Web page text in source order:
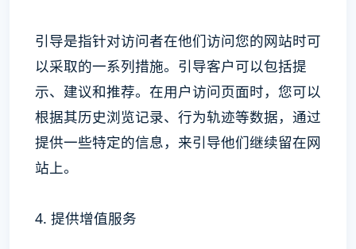
引导是指针对访问者在他们访问您的网站时可
以采取的一系列措施。引导客户可以包括提
示、建议和推荐。在用户访问页面时，您可以
根据其历史浏览记录、行为轨迹等数据，通过
提供一些特定的信息，来引导他们继续留在网
站上。
4. 提供增值服务